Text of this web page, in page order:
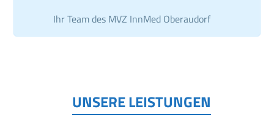
Ihr Team des MVZ InnMed Oberaudorf
UNSERE LEISTUNGEN